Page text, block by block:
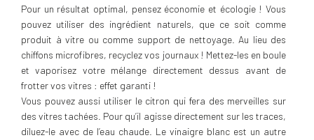
Pour un résultat optimal, pensez économie et écologie ! Vous
pouvez utiliser des ingrédient naturels, que ce soit comme
produit à vitre ou comme support de nettoyage. Au lieu des
chiffons microfibres, recyclez vos journaux ! Mettez-les en boule
et vaporisez votre mélange directement dessus avant de
frotter vos vitres : effet garanti !
Vous pouvez aussi utiliser le citron qui fera des merveilles sur
des vitres tachées. Pour qu’il agisse directement sur les traces,
diluez-le avec de l’eau chaude. Le vinaigre blanc est un autre